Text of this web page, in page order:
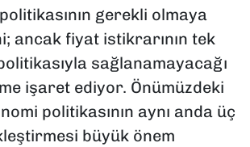
gerekli olmaya
ancak fiyat istikrarının tek
sağlanamayacağı
işaret ediyor. Önümüzdeki
politikasının aynı anda üç
büyük önem